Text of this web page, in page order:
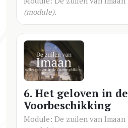
(module).
6. Het geloven in de
Voorbeschikking
Module: De zuilen van Imaan